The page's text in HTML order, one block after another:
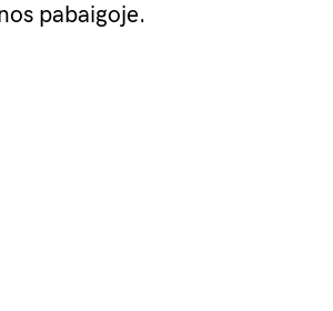
pabaigoje.